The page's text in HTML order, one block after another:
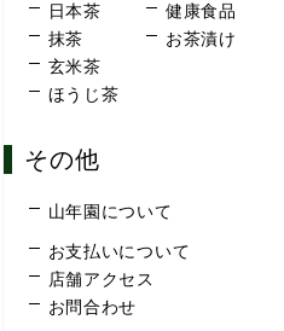
日本茶
抹茶
玄米茶
ほうじ茶
健康食品
お茶漬け
その他
山年園について
お支払いについて
店舗アクセス
お問合わせ